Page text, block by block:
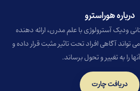
درباره هوراسترو​
ودیک آسترولوژی با علم مدرن، ارائه دهنده
آگاهی افراد تحت تاثیر مثبت قرار داده و
را به تغییر و تحول برساند.
دریافت چارت